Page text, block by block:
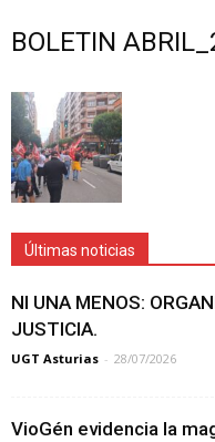
BOLETIN
Últimas noticias
NI UNA MENOS:
JUSTICIA.
UGT Asturias - 28/07/2026
VioGén evidencia la